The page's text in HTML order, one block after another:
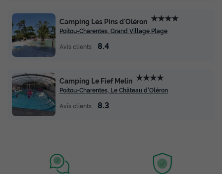
Camping Les Pins d'Oléron ★★★★
Poitou-Charentes, Grand Village Plage
Avis clients
8.4
Camping Le Fief Melin ★★★★
Poitou-Charentes, Le Château d'Oléron
Avis clients
8.3